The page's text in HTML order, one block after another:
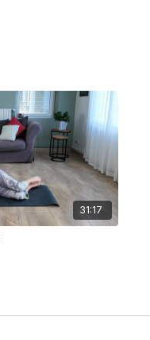
31:17